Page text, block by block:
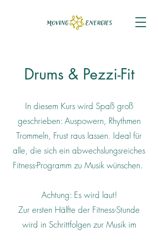
Drums & Pezzi-Fit
In diesem Kurs wird Spaß groß
geschrieben: Auspowern, Rhythmen
Trommeln, Frust raus lassen. Ideal für
alle, die sich ein abwechslungsreiches
Fitness-Programm zu Musik wünschen.
Achtung: Es wird laut!
Zur ersten Hälfte der Fitness-Stunde
wird in Schrittfolgen zur Musik im